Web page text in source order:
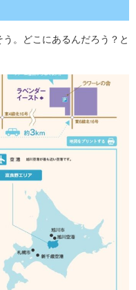
う。どこにあるんだろう？と